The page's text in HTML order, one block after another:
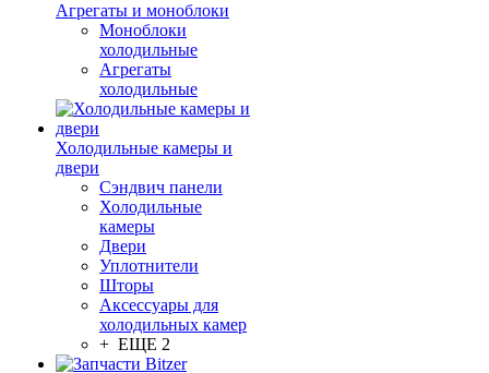
Агрегаты и моноблоки
Моноблоки
холодильные
Агрегаты
холодильные
Холодильные камеры и
двери
Сэндвич панели
Холодильные
камеры
Двери
Уплотнители
Шторы
Аксессуары для
холодильных камер
+ ЕЩЕ 2